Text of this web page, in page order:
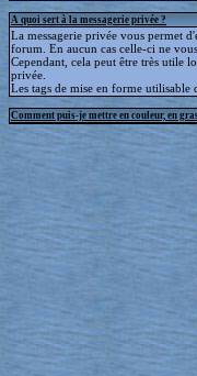
A quoi sert à la messagerie privée ?
La messagerie privée vous permet
forum. En aucun cas celle-ci ne
Cependant, cela peut être très utile
privée.
Les tags de mise en forme utilisable
Comment puis-je mettre en couleur, en